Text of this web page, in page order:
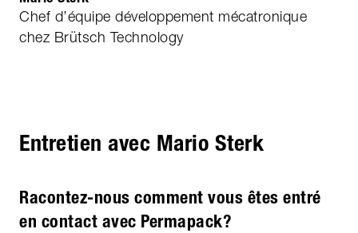
Chef d’équipe développement mécatronique
chez Brütsch Technology
Entretien avec Mario Sterk
Racontez-nous comment vous êtes entré
en contact avec Permapack?